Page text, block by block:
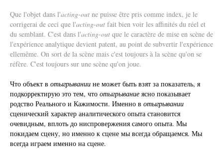
Que l'objet dans l'acting-out ne puisse être pris comme index, je le
corrigerai de ceci que l'acting-out fait bien voir les affinités du réel et
du semblant. C'est dans l'acting-out que le caractère de mise en scène de
l'expérience analytique devient patent, au point de subvertir l'expérience
ellemême. On sort de la scène mais c'est toujours à la scène qu'on se
réfère. C'est toujours sur une scène qu'on joue.
Что объект в отыгрывании не может быть взят за показатель, я
подкорректирую это тем, что отыгрывание ясно показывает
родство Реального и Кажимости. Именно в отыгрывании
сценический характер аналитического опыта становится
очевидным, вплоть до ниспровержения самого опыта. Мы
покидаем сцену, но именно к сцене мы всегда обращаемся. Мы
всегда играем именно на сцене.